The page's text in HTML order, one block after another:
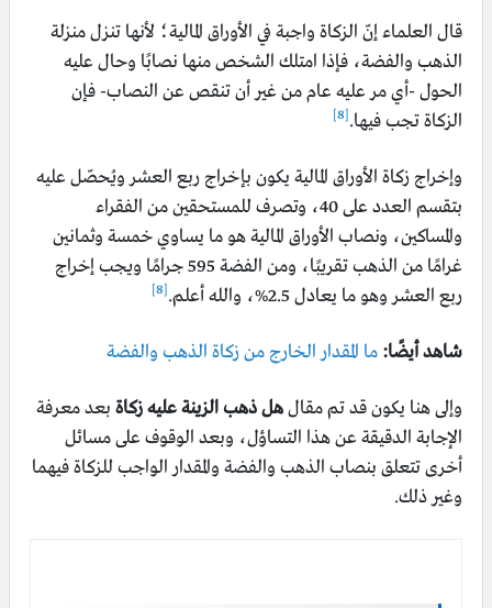
قال العلماء إنّ الزكاة واجبة في الأوراق المالية؛ لأنها تنزل منزلة
الذهب والفضة، فإذا امتلك الشخص منها نصابًا وحال عليه
الحول -أي مر عليه عام من غير أن تنقص عن النصاب- فإن
الزكاة تجب فيها.[8]
وإخراج زكاة الأوراق المالية يكون بإخراج ربع العشر ويُحصّل عليه
بتقسم العدد على 40، وتصرف للمستحقين من الفقراء
والمساكين، ونصاب الأوراق المالية هو ما يساوي خمسة وثمانين
غرامًا من الذهب تقريبًا، ومن الفضة 595 جرامًا ويجب إخراج
ربع العشر وهو ما يعادل 2.5%، والله أعلم.
[8]
شاهد أيضًا: ما المقدار الخارج من زكاة الذهب والفضة
وإلى هنا يكون قد تم مقالهل ذهب الزينة عليه زكاة بعد معرفة
الإجابة الدقيقة عن هذا التساؤل، وبعد الوقوف على مسائل
أخرى تتعلق بنصاب الذهب والفضة والمقدار الواجب للزكاة فيهما
وغير ذلك.